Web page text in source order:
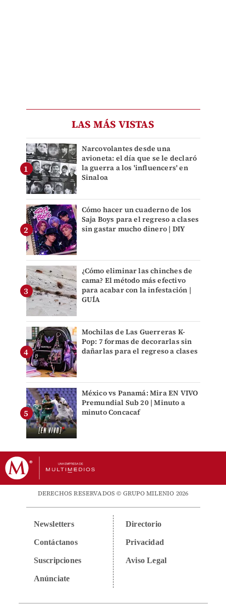
LAS MÁS VISTAS
Narcovolantes desde una
avioneta: el día que se le declaró
la guerra a los 'influencers' en
Sinaloa
Cómo hacer un cuaderno de los
Saja Boys para el regreso a clases
sin gastar mucho dinero | DIY
¿Cómo eliminar las chinches de
cama? El método más efectivo
para acabar con la infestación |
GUÍA
Mochilas de Las Guerreras K-
Pop: 7 formas de decorarlas sin
dañarlas para el regreso a clases
México vs Panamá: Mira EN VIVO
Premundial Sub 20 | Minuto a
minuto Concacaf
DERECHOS RESERVADOS © GRUPO MILENIO 2026
Newsletters
Contáctanos
Suscripciones
Anúnciate
Directorio
Privacidad
Aviso Legal